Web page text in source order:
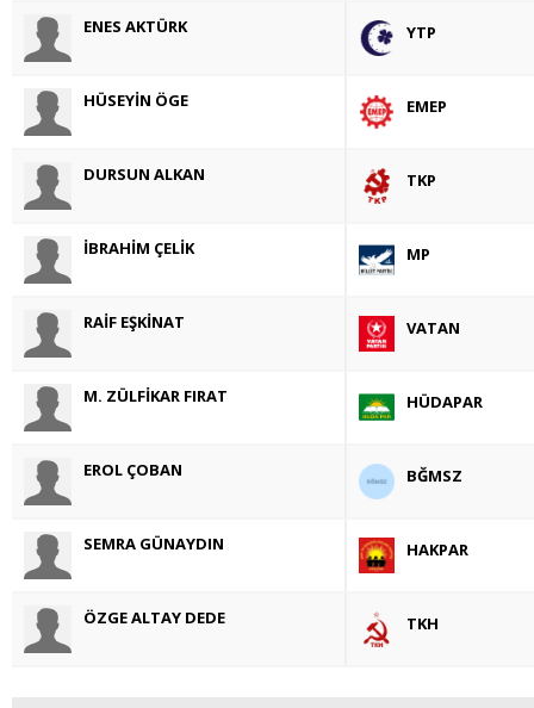
ENES AKTÜRK YTP
HÜSEYİN ÖGE EMEP
DURSUN ALKAN TKP
İBRAHİM ÇELİK MP
RAİF EŞKİNAT VATAN
M. ZÜLFİKAR FIRAT HÜDAPAR
EROL ÇOBAN BĞMSZ
SEMRA GÜNAYDIN HAKPAR
ÖZGE ALTAY DEDE TKH